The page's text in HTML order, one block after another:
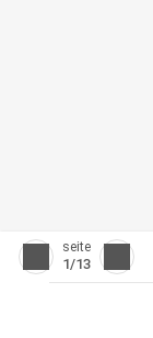
seite
1/13